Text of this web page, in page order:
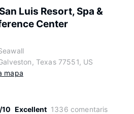
Luis Resort, Spa &
Center
Texas 77551, US
mapa
10 Excellent 1336 comentaris